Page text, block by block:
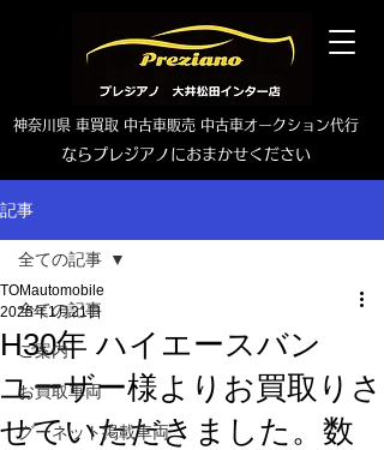
神奈川県 車買取 中古車販売 中古車オークション代行
ならプレジアノにおまかせください
TEL0465-46-6667
記事
全ての記事
ご案内
お買取車両
グーネット掲載車両
全ての記事
H30年 ハイエースバン
ユーザー様よりお買取りさ
せていただきました。数
TOMautomobile
2025年1月21日